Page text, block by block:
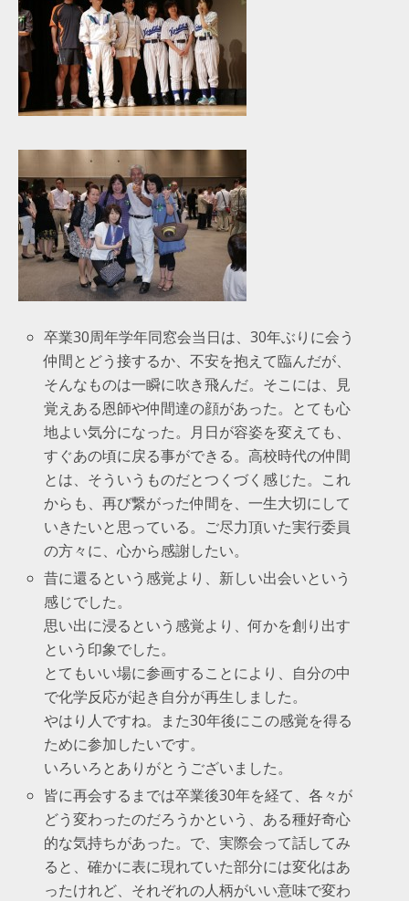
卒業30周年学年同窓会当日は、30年ぶりに会う
仲間とどう接するか、不安を抱えて臨んだが、
そんなものは一瞬に吹き飛んだ。そこには、見
覚えある恩師や仲間達の顔があった。とても心
地よい気分になった。月日が容姿を変えても、
すぐあの頃に戻る事ができる。高校時代の仲間
とは、そういうものだとつくづく感じた。これ
からも、再び繋がった仲間を、一生大切にして
いきたいと思っている。ご尽力頂いた実行委員
の方々に、心から感謝したい。
昔に還るという感覚より、新しい出会いという
感じでした。
思い出に浸るという感覚より、何かを創り出す
という印象でした。
とてもいい場に参画することにより、自分の中
で化学反応が起き自分が再生しました。
やはり人ですね。また30年後にこの感覚を得る
ために参加したいです。
いろいろとありがとうございました。
皆に再会するまでは卒業後30年を経て、各々が
どう変わったのだろうかという、ある種好奇心
的な気持ちがあった。で、実際会って話してみ
ると、確かに表に現れていた部分には変化はあ
ったけれど、それぞれの人柄がいい意味で変わ